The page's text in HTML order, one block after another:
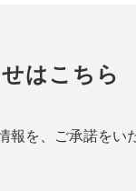
はこちら
報を、ご承諾をい